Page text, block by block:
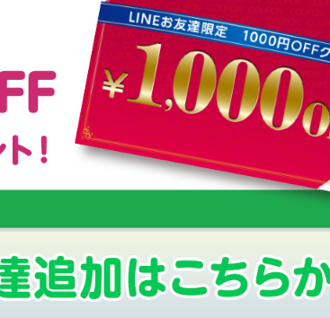
とこれだけの水分の差が出ます！ もちろ
な栄養素もたくさん含まれています。 ま
、季節の果物を楽しめるという点でも朝